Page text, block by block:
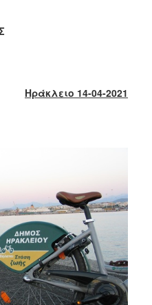
Ηράκλειο 14-04-2021